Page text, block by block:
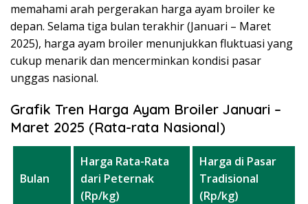
memahami arah pergerakan harga ayam broiler ke
depan. Selama tiga bulan terakhir (Januari – Maret
2025), harga ayam broiler menunjukkan fluktuasi yang
cukup menarik dan mencerminkan kondisi pasar
unggas nasional.
Grafik Tren Harga Ayam Broiler Januari –
Maret 2025 (Rata-rata Nasional)
Bulan
Harga Rata-Rata
dari Peternak
(Rp/kg)
Harga di Pasar
Tradisional
(Rp/kg)